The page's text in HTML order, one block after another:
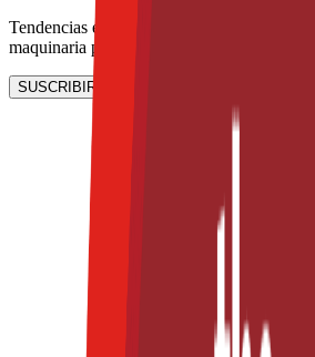
Tendencias en materiales sostenibles,
maquinaria para envasado.
SUSCRIBIRME AHORA